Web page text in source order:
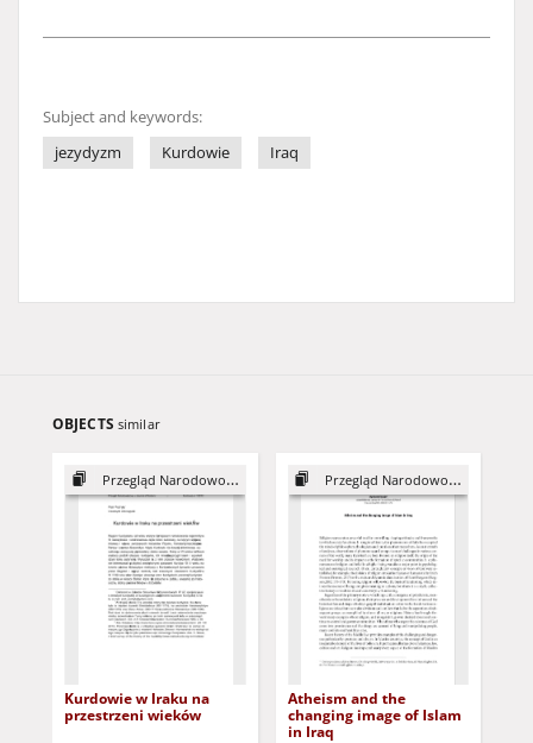
Subject and keywords:
jezydyzm
Kurdowie Iraq
OBJECTS similar
Przegląd Narodowościowy, 1
Kurdowie w Iraku na
przestrzeni wieków
Przegląd Narodowościowy, 10
Atheism and the
changing image of Islam
in Iraq